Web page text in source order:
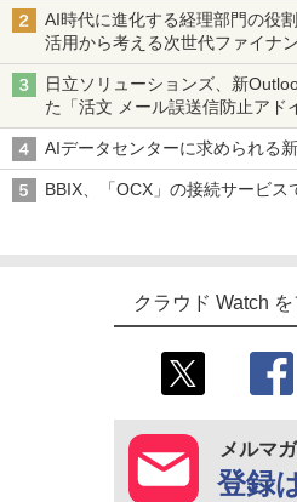
AI時代に進化する経理部門の役
活用から考える次世代ファイナ
日立ソリューションズ、新
た「活文 メール誤送信防止アド
AIデータセンターに求められる
BBIX、「OCX」の接続サービ
クラウド Watch
メルマ
登録